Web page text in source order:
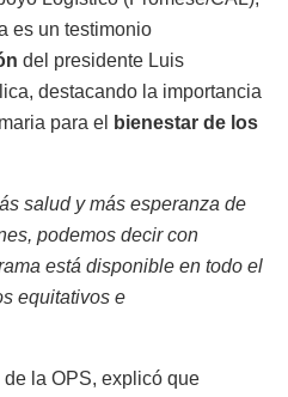
es un testimonio
del presidente Luis
destacando la importancia
para el
bienestar de los
salud y más esperanza de
podemos decir con
está disponible en todo el
equitativos e
la OPS, explicó que